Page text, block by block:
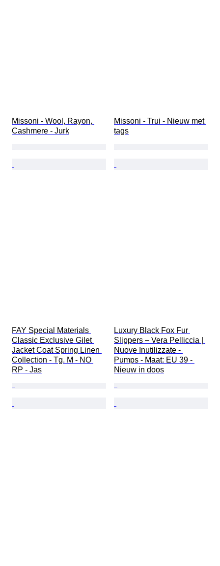
Missoni - Wool, Rayon,
Cashmere - Jurk
Missoni - Trui - Nieuw met
tags
FAY Special Materials
Classic Exclusive Gilet
Jacket Coat Spring Linen
Collection - Tg. M - NO
RP - Jas
Luxury Black Fox Fur
Slippers – Vera Pelliccia |
Nuove Inutilizzate -
Pumps - Maat: EU 39 -
Nieuw in doos